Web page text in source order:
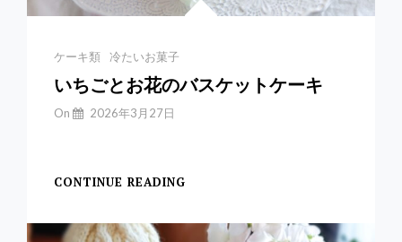
Categories
ケーキ類 冷たいお菓子
いちごとお花のバスケットケーキ
By
On 2026年3月27日
CONTINUE READING
ご